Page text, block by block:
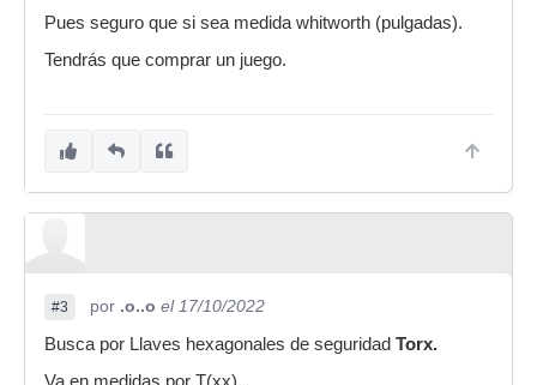
Pues seguro que si sea medida whitworth (pulgadas).
Tendrás que comprar un juego.
#3 por .o..o el 17/10/2022
Busca por Llaves hexagonales de seguridad Torx.
Va en medidas por T(xx).